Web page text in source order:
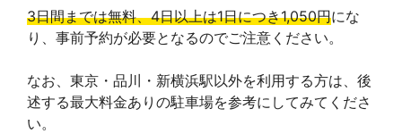
3日間までは無料、4日以上は1日につき1,050円にな
り、事前予約が必要となるのでご注意ください。
なお、東京・品川・新横浜駅以外を利用する方は、後
述する最大料金ありの駐車場を参考にしてみてくださ
い。